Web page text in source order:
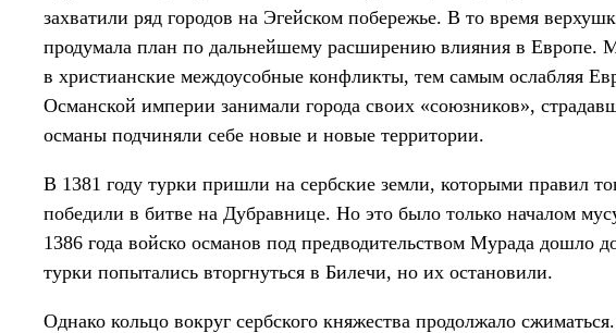
захватили ряд городов на Эгейском побережье. В то время
продумала план по дальнейшему расширению влияния в Европе.
в христианские междоусобные конфликты, тем самым ослабляя
Османской империи занимали города своих «союзников»,
османы подчиняли себе новые и новые территории.
В 1381 году турки пришли на сербские земли, которыми правил
победили в битве на Дубравнице. Но это было только началом
1386 года войско османов под предводительством Мурада дошло
турки попытались вторгнуться в Билечи, но их остановили.
Однако кольцо вокруг сербского княжества продолжало